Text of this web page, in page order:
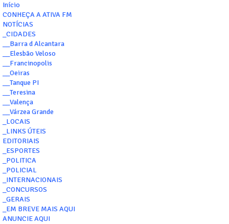
Início
CONHEÇA A ATIVA FM
NOTÍCIAS
_CIDADES
__Barra d Alcantara
__Elesbão Veloso
__Francinopolis
__Oeiras
__Tanque PI
__Teresina
__Valença
__Várzea Grande
_LOCAIS
_LINKS ÚTEIS
EDITORIAIS
_ESPORTES
_POLITICA
_POLICIAL
_INTERNACIONAIS
_CONCURSOS
_GERAIS
_EM BREVE MAIS AQUI
ANUNCIE AQUI